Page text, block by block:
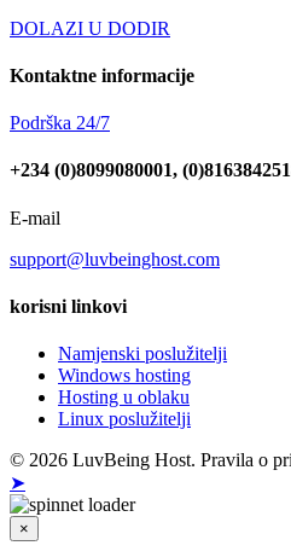
DOLAZI U DODIR
Kontaktne informacije
Podrška 24/7
+234 (0)8099080001,
E-mail
support@luvbeinghost.com
korisni linkovi
Namjenski poslužitelji
Windows hosting
Hosting u oblaku
Linux poslužitelji
© 2026 LuvBeing Host. Pravila o
➤
×
Zatvoriti